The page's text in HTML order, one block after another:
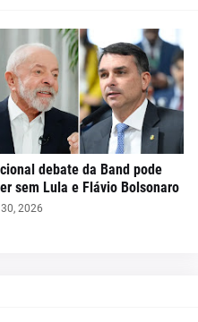
debate da Band pode
sem Lula e Flávio Bolsonaro
2026